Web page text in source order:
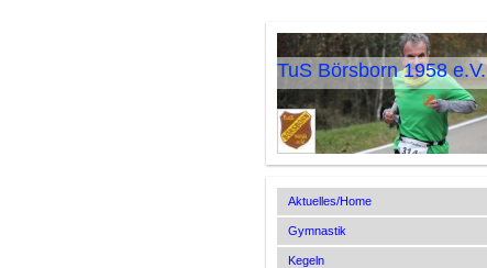
TuS Börsborn 1958 e.V.
Aktuelles/Home
Gymnastik
Kegeln